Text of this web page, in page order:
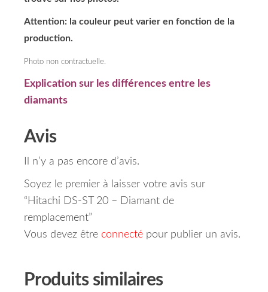
Attention: la couleur peut varier en fonction de la
production.
Photo non contractuelle.
Explication sur les différences entre les
diamants
Avis
Il n’y a pas encore d’avis.
Soyez le premier à laisser votre avis sur
“Hitachi DS-ST 20 – Diamant de
remplacement”
Vous devez être connecté pour publier un avis.
Produits similaires